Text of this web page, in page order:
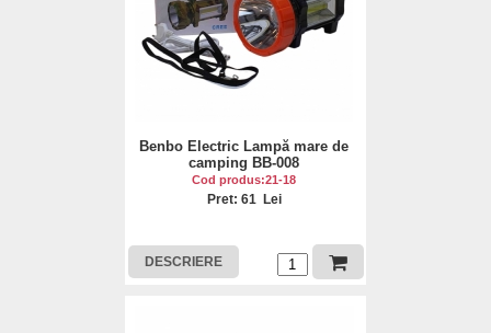
Benbo Electric Lampă mare de
camping BB-008
Cod produs:21-18
Pret: 61 Lei
DESCRIERE